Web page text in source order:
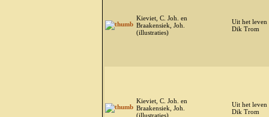
Kieviet, C. Joh. en
Braakensiek, Joh.
(illustraties)
Uit het leven
Dik Trom
Kieviet, C. Joh. en
Braakensiek, Joh.
(illustraties)
Uit het leven
Dik Trom